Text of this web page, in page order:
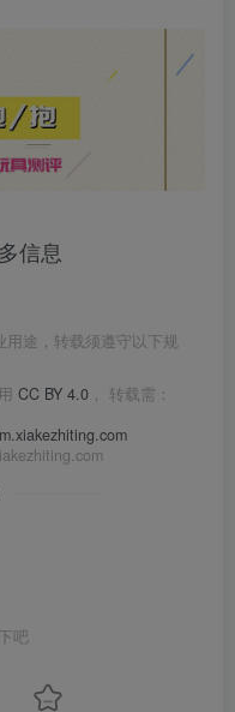
信息
途，转载须遵守以下规
CC BY 4.0 ， 转载需：
吧